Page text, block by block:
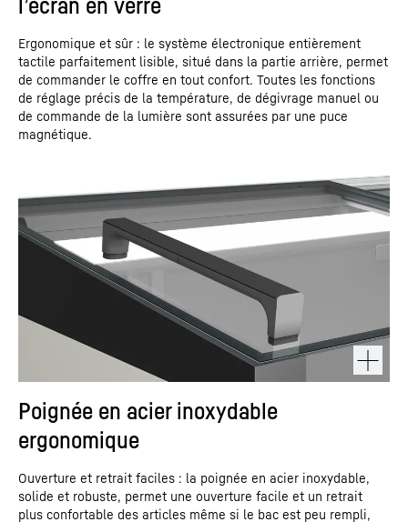
Ergonomique et sûr : le système électronique entièrement
tactile parfaitement lisible, situé dans la partie arrière, permet
de commander le coffre en tout confort. Toutes les fonctions
de réglage précis de la température, de dégivrage manuel ou
de commande de la lumière sont assurées par une puce
magnétique.
Poignée en acier inoxydable
ergonomique
Ouverture et retrait faciles : la poignée en acier inoxydable,
solide et robuste, permet une ouverture facile et un retrait
plus confortable des articles même si le bac est peu rempli,